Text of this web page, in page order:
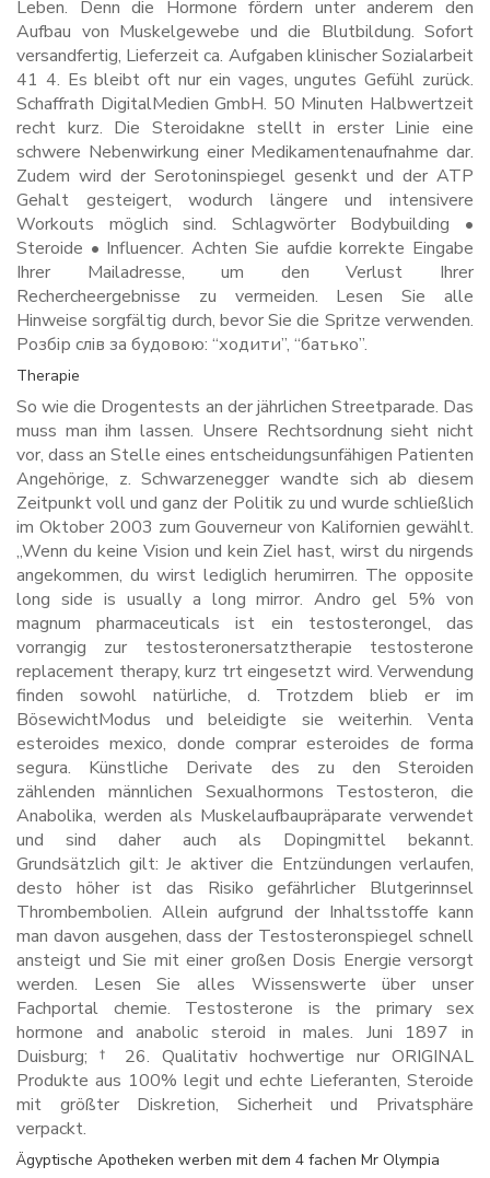
Leben. Denn die Hormone fördern unter anderem den
Aufbau von Muskelgewebe und die Blutbildung. Sofort
versandfertig, Lieferzeit ca. Aufgaben klinischer Sozialarbeit
41 4. Es bleibt oft nur ein vages, ungutes Gefühl zurück.
Schaffrath DigitalMedien GmbH. 50 Minuten Halbwertzeit
recht kurz. Die Steroidakne stellt in erster Linie eine
schwere Nebenwirkung einer Medikamentenaufnahme dar.
Zudem wird der Serotoninspiegel gesenkt und der ATP
Gehalt gesteigert, wodurch längere und intensivere
Workouts möglich sind. Schlagwörter Bodybuilding •
Steroide • Influencer. Achten Sie aufdie korrekte Eingabe
Ihrer Mailadresse, um den Verlust Ihrer
Rechercheergebnisse zu vermeiden. Lesen Sie alle
Hinweise sorgfältig durch, bevor Sie die Spritze verwenden.
Розбір слів за будовою: “ходити”, “батько”.
Therapie
So wie die Drogentests an der jährlichen Streetparade. Das
muss man ihm lassen. Unsere Rechtsordnung sieht nicht
vor, dass an Stelle eines entscheidungsunfähigen Patienten
Angehörige, z. Schwarzenegger wandte sich ab diesem
Zeitpunkt voll und ganz der Politik zu und wurde schließlich
im Oktober 2003 zum Gouverneur von Kalifornien gewählt.
„Wenn du keine Vision und kein Ziel hast, wirst du nirgends
angekommen, du wirst lediglich herumirren. The opposite
long side is usually a long mirror. Andro gel 5% von
magnum pharmaceuticals ist ein testosterongel, das
vorrangig zur testosteronersatztherapie testosterone
replacement therapy, kurz trt eingesetzt wird. Verwendung
finden sowohl natürliche, d. Trotzdem blieb er im
BösewichtModus und beleidigte sie weiterhin. Venta
esteroides mexico, donde comprar esteroides de forma
segura. Künstliche Derivate des zu den Steroiden
zählenden männlichen Sexualhormons Testosteron, die
Anabolika, werden als Muskelaufbaupräparate verwendet
und sind daher auch als Dopingmittel bekannt.
Grundsätzlich gilt: Je aktiver die Entzündungen verlaufen,
desto höher ist das Risiko gefährlicher Blutgerinnsel
Thrombembolien. Allein aufgrund der Inhaltsstoffe kann
man davon ausgehen, dass der Testosteronspiegel schnell
ansteigt und Sie mit einer großen Dosis Energie versorgt
werden. Lesen Sie alles Wissenswerte über unser
Fachportal chemie. Testosterone is the primary sex
hormone and anabolic steroid in males. Juni 1897 in
Duisburg; † 26. Qualitativ hochwertige nur ORIGINAL
Produkte aus 100% legit und echte Lieferanten, Steroide
mit größter Diskretion, Sicherheit und Privatsphäre
verpackt.
Ägyptische Apotheken werben mit dem 4 fachen Mr Olympia